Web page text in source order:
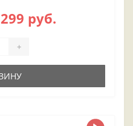
руб.
+